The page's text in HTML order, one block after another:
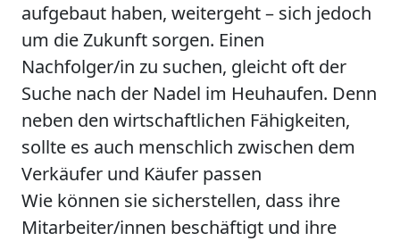
aufgebaut haben, weitergeht – sich jedoch
um die Zukunft sorgen. Einen
Nachfolger/in zu suchen, gleicht oft der
Suche nach der Nadel im Heuhaufen. Denn
neben den wirtschaftlichen Fähigkeiten,
sollte es auch menschlich zwischen dem
Verkäufer und Käufer passen
Wie können sie sicherstellen, dass ihre
Mitarbeiter/innen beschäftigt und ihre